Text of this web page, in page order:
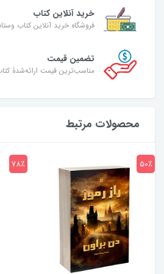
خرید آنلاین کتاب
فروشگاه خرید آنلاین کتاب
تضمین قیمت
مناسب‌ترین قیمت ارائه‌شدۀ
محصولات مرتبط
50٪ 78٪